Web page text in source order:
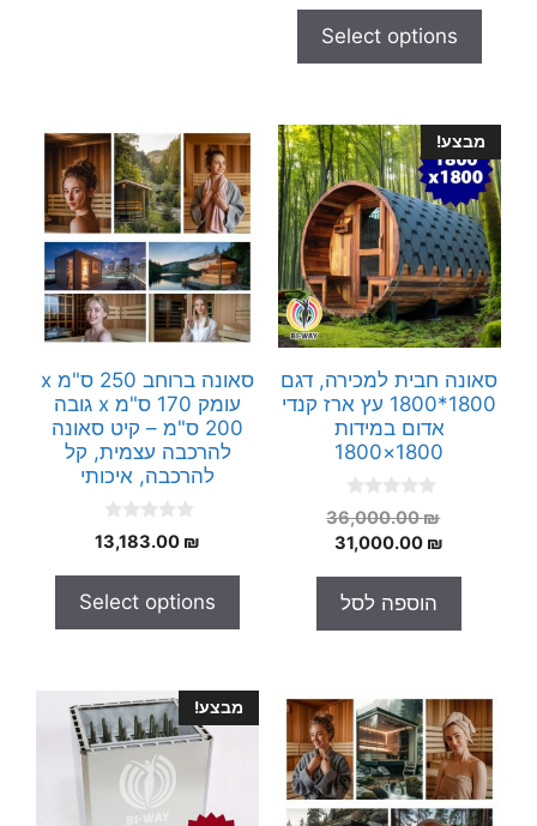
o
5
Select options
מבצע!
סאונה חבית למכירה, דגם
1800*1800 עץ ארז קנדי
אדום במידות
1800×1800
o
u
o
5
36,000.00₪
המחיר
31,000.00 ₪
המחיר
הוספה לסל
סאונה ברוחב 250 ס"מ x
עומק 170 ס"מ x גובה
200 ס"מ – קיט סאונה
להרכבה עצמית, קל
להרכבה, איכותי
o
o
5
13,183.00 ₪
Select options
מבצע!